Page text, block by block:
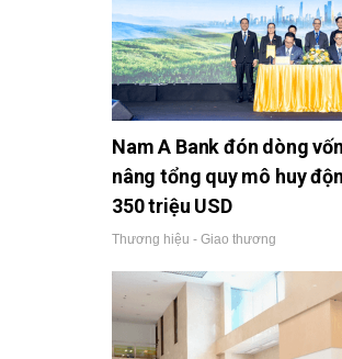
Nam A Bank đón dòng
nâng tổng quy mô huy
350 triệu USD
Thương hiệu - Giao thương